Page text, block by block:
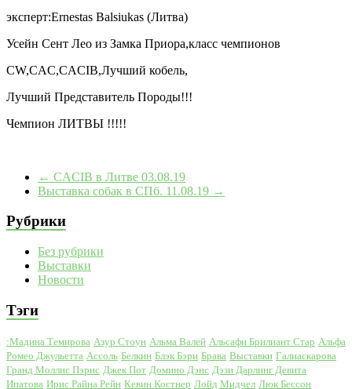
эксперт:Ernestas Balsiukas (Литва)
Усейн Сент Лео из Замка Приора,класс чемпионов
CW,CAC,CACIB,Лучший кобель,
Лучший Представитель Породы!!!
Чемпион ЛИТВЫ !!!!!
← CACIB в Литве 03.08.19
Выставка собак в СПб. 11.08.19 →
Рубрики
Без рубрики
Выставки
Новости
Тэги
:Мадина Темирова Азур Стоун Альма Валей Альсафи Брилиант Стар Альфа
Ромео Джульетта Ассоль Белкин Блэк Бэри Брава Выставки Галиаскарова
Гранд Моллис Пэрис Джек Пот Домино Дэнс Дэзи Дарлинг Девита
Ипатова Ирис Райна Рейн Кевин Костнер Лойд Мидчел Люк Бессон